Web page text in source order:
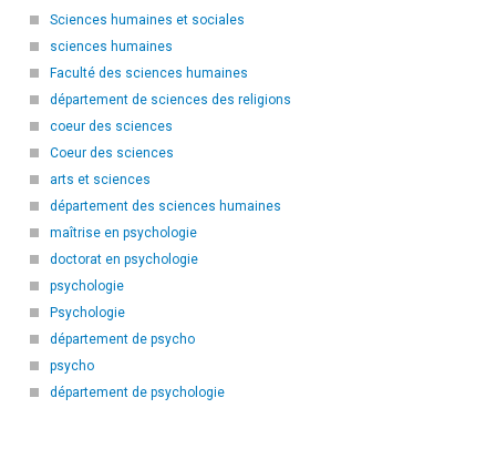
Sciences humaines et sociales
sciences humaines
Faculté des sciences humaines
département de sciences des religions
coeur des sciences
Coeur des sciences
arts et sciences
département des sciences humaines
maîtrise en psychologie
doctorat en psychologie
psychologie
Psychologie
département de psycho
psycho
département de psychologie